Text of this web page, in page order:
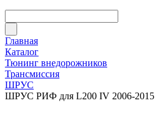
Главная
Каталог
Тюнинг внедорожников
Трансмиссия
ШРУС
ШРУС РИФ для L200 IV 2006-2015